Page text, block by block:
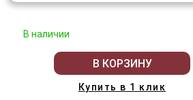
В наличии
В КОРЗИНУ
Купить в 1 клик